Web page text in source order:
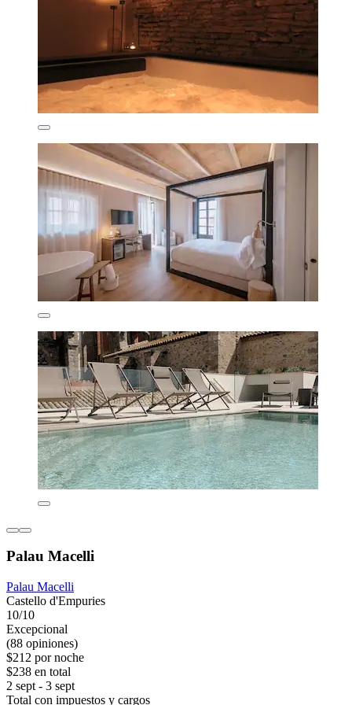
Palau Macelli
Palau Macelli
Castello d'Empuries
10/10
Excepcional
(88 opiniones)
$212 por noche
$238 en total
2 sept - 3 sept
Total con impuestos y cargos